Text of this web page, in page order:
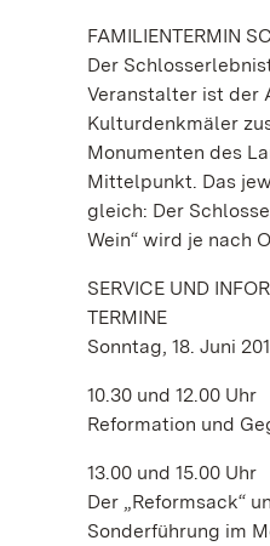
FAMILIENTERMIN
Der
Veranstalter ist der
Kulturdenkmäler
Monumenten des
Mittelpunkt. Das
gleich: Der
Wein“ wird je nach
SERVICE UND
TERMINE
Sonntag, 18. Juni
10.30 und 12.00 Uhr
Reformation und
13.00 und 15.00 Uhr
Der „Reformsack“
Sonderführung im